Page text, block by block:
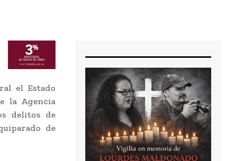
el Estado
la Agencia
delitos de
de